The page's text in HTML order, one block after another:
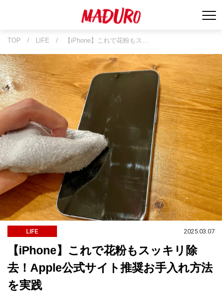
TOP / LIFE / 【iPhone】これで花粉もス…
LIFE 2025.03.07
【iPhone】これで花粉もスッキリ除
去！Apple公式サイト推奨お手入れ方法
を実践